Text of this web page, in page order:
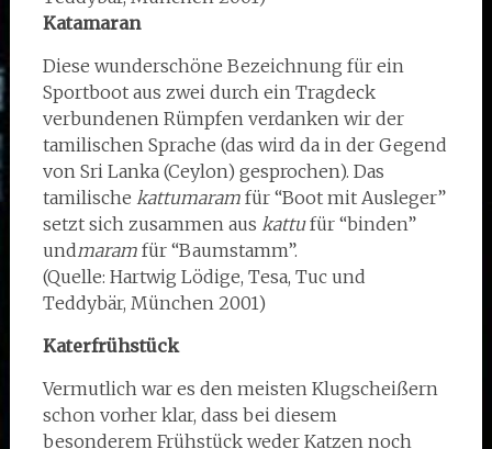
Katamaran
Diese wunderschöne Bezeichnung für ein
Sportboot aus zwei durch ein Tragdeck
verbundenen Rümpfen verdanken wir der
tamilischen Sprache (das wird da in der Gegend
von Sri Lanka (Ceylon) gesprochen). Das
tamilische kattumaramfür “Boot mit Ausleger”
setzt sich zusammen aus kattufür “binden”
undmaramfür “Baumstamm”.
(Quelle: Hartwig Lödige, Tesa, Tuc und
Teddybär, München 2001)
Katerfrühstück
Vermutlich war es den meisten Klugscheißern
schon vorher klar, dass bei diesem
besonderem Frühstück weder Katzen noch